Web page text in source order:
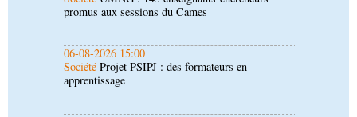
apprentissage
06-08-2026 15:00
Art-Culture-Média9e Grande rentrée littéraire de
Kinshasa : le Congo à l'honneur